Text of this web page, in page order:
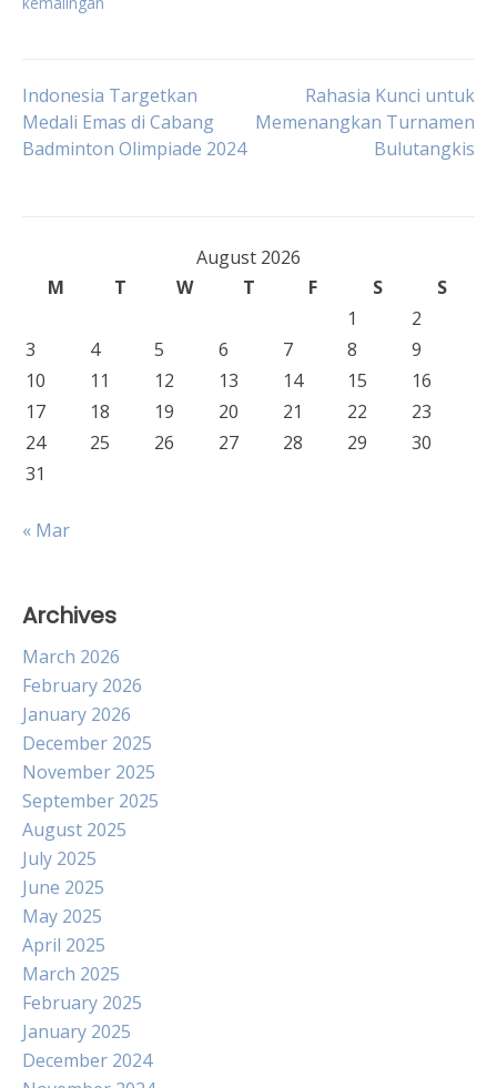
Post
navigation
Indonesia Targetkan
Medali Emas di Cabang
Badminton Olimpiade 2024
Rahasia Kunci untuk
Memenangkan Turnamen
Bulutangkis
August 2026
M
T W T F S
S
1
2
3
4 5 6 7 8
9
10
11 12 13 14 15
16
17
18 19 20 21 22
23
24
25 26 27 28 29
30
31
« Mar
Archives
March 2026
February 2026
January 2026
December 2025
November 2025
September 2025
August 2025
July 2025
June 2025
May 2025
April 2025
March 2025
February 2025
January 2025
December 2024